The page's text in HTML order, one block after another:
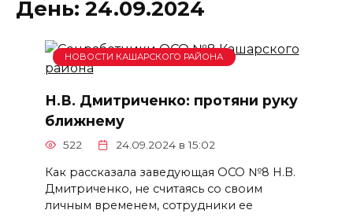
День: 24.09.2024
НОВОСТИ КАШАРСКОГО РАЙОНА
Н.В. Дмитриченко: протяни руку
ближнему
522 24.09.2024 в 15:02
Как рассказала заведующая ОСО №8 Н.В.
Дмитриченко, не считаясь со своим
личным временем, сотрудники ее